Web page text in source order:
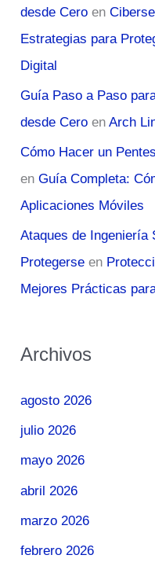
desde Cero en
Estrategias para
Digital
Guía Paso a Paso
desde Cero enArch
Cómo Hacer un
enGuía Completa:
Aplicaciones Móviles
Ataques de Ingeniería
Protegerse en
Mejores Prácticas
Archivos
agosto 2026
julio 2026
mayo 2026
abril 2026
marzo 2026
febrero 2026